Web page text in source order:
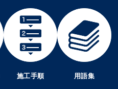
施工手順 用語集